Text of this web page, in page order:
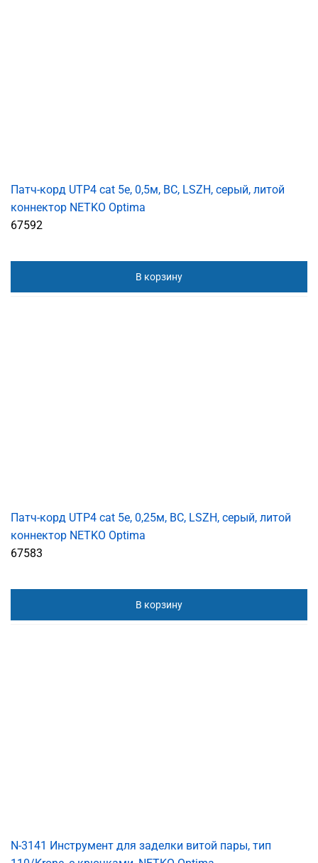
Патч-корд UTP4 cat 5е, 0,5м, ВС, LSZH, серый, литой
коннектор NETKO Optima
67592
В корзину
Патч-корд UTP4 cat 5e, 0,25м, ВС, LSZH, серый, литой
коннектор NETKO Optima
67583
В корзину
N-3141 Инструмент для заделки витой пары, тип